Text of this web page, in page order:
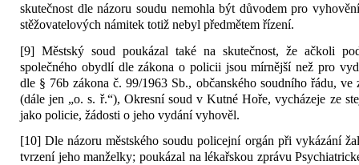
skutečnost dle názoru soudu nemohla být důvodem pro
stěžovatelových námitek totiž nebyl předmětem řízení.
[9] Městský soud poukázal také na skutečnost, že ačkoli
společného obydlí dle zákona o policii jsou mírnější než pro
dle § 76b zákona č. 99/1963 Sb., občanského soudního řádu, ve
(dále jen „o. s. ř.“), Okresní soud v Kutné Hoře, vycházeje ze
jako policie, žádosti o jeho vydání vyhověl.
[10] Dle názoru městského soudu policejní orgán při vykázání
tvrzení jeho manželky; poukázal na lékařskou zprávu